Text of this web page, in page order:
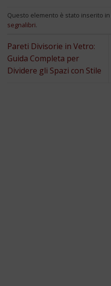
Questo elemento è stato inserito in
segnalibri.
Pareti Divisorie in Vetro:
Guida Completa per
Dividere gli Spazi con Stile